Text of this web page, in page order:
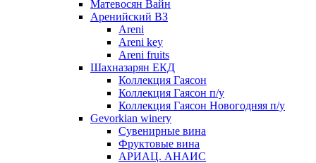
Матевосян Вайн
Аренийский ВЗ
Areni
Areni key
Areni fruits
Шахназарян ЕКД
Коллекция Гаясон
Коллекция Гаясон п/у
Коллекция Гаясон Новогодняя п/у
Gevorkian winery
Сувенирные вина
Фруктовые вина
АРИАЦ. АНАИС